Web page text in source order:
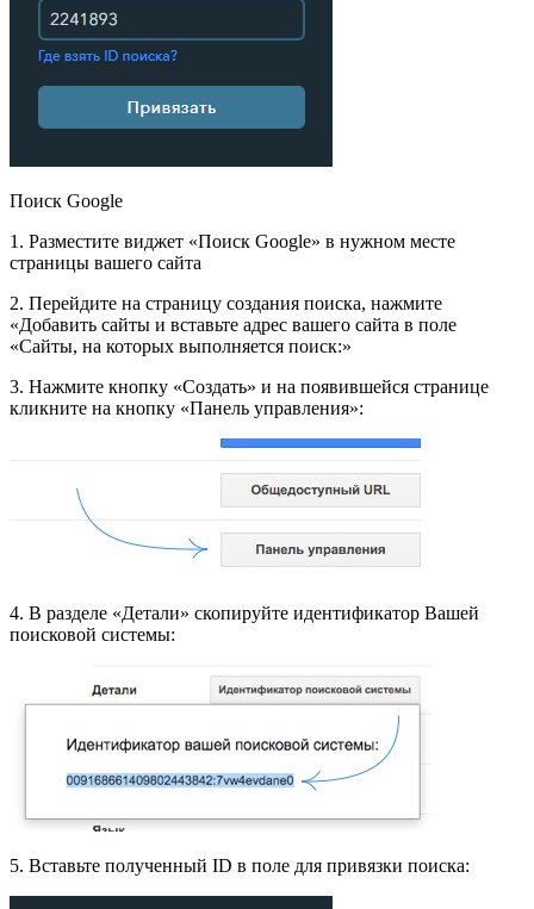
Поиск Google
1. Разместите виджет «Поиск Google» в нужном месте
страницы вашего сайта
2. Перейдите на страницу создания поиска, нажмите
«Добавить сайты и вставьте адрес вашего сайта в поле
«Сайты, на которых выполняется поиск:»
3. Нажмите кнопку «Создать» и на появившейся странице
кликните на кнопку «Панель управления»:
4. В разделе «Детали» скопируйте идентификатор Вашей
поисковой системы:
5. Вставьте полученный ID в поле для привязки поиска: